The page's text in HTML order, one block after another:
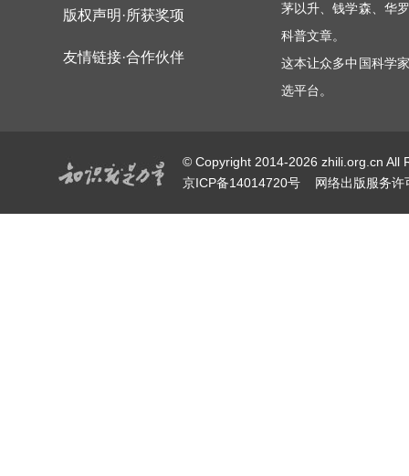
版权声明·所获奖项
友情链接·合作伙伴
茅以升、钱学森、华
科普文章。
这本让众多中国科学
选平台。
© Copyright 2014-2026 zhili.org.cn All
京ICP备14014720号
网络出版服务许